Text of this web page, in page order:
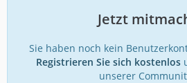
Jetzt
Sie haben noch kein
Registrieren Sie sich kostenlos
unserer